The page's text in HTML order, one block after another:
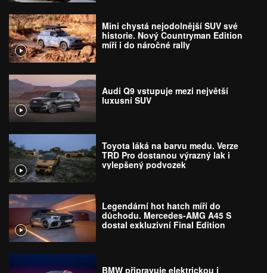
Mini chystá nejodolnější SUV své
historie. Nový Countryman Edition
míří i do náročné rally
Audi Q9 vstupuje mezi největší
luxusní SUV
Toyota láká na barvu medu. Verze
TRD Pro dostanou výrazný lak i
vylepšený podvozek
Legendární hot hatch míří do
důchodu. Mercedes-AMG A45 S
dostal exkluzivní Final Edition
BMW připravuje elektrickou i